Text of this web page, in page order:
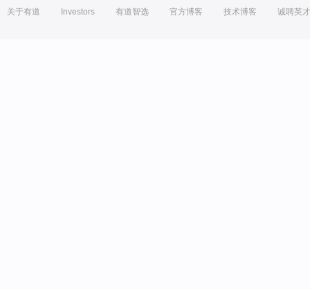
关于有道 Investors 有道智选 官方博客 技术博客 诚聘英才